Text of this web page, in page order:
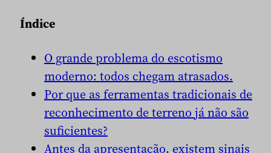
Índice
O grande problema do escotismo
moderno: todos chegam atrasados.
Por que as ferramentas tradicionais de
reconhecimento de terreno já não são
suficientes?
Antes da apresentação, existem sinais